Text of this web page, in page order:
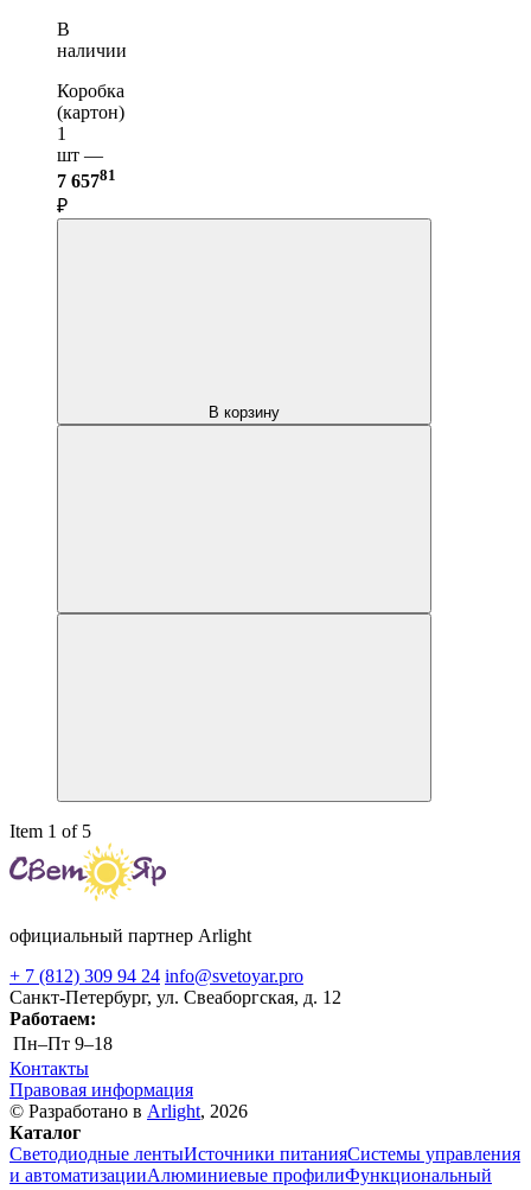
В
наличии
Коробка
(картон)
1
шт —
7 65781
₽
В корзину
Item 1 of 5
официальный партнер Arlight
+ 7 (812) 309 94 24 info@svetoyar.pro
Санкт-Петербург, ул. Свеаборгская, д. 12
Работаем:
Пн–Пт 9–18
Контакты
Правовая информация
© Разработано в Arlight, 2026
Каталог
Светодиодные лентыИсточники питанияСистемы управления
и автоматизацииАлюминиевые профилиФункциональный